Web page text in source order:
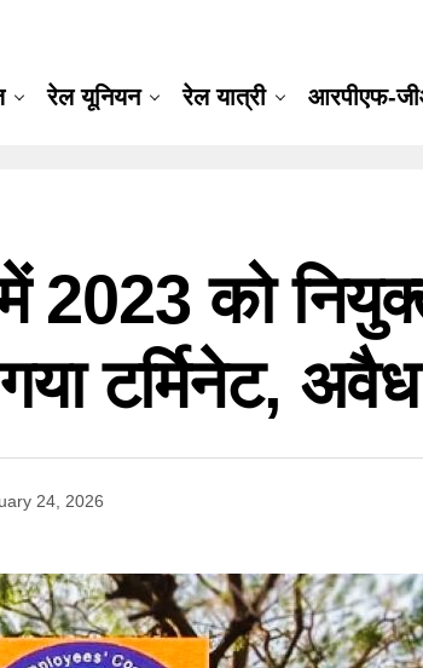
रेल यूनियन रेल यात्री आरपीएफ-
2023 को
टर्मिनेट,
24, 2026